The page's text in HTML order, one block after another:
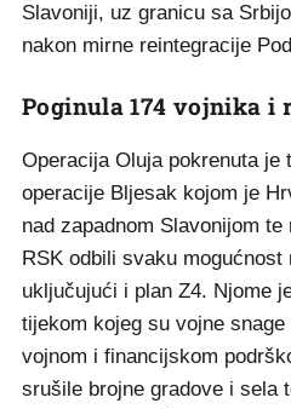
Slavoniji, uz granicu sa
nakon mirne reintegracije
Poginula 174 vojnika i
Operacija Oluja pokrenuta je
operacije Bljesak kojom je
nad zapadnom Slavonijom
RSK odbili svaku mogućnost
uključujući i plan Z4. Njome
tijekom kojeg su vojne
vojnom i financijskom
srušile brojne gradove i sela